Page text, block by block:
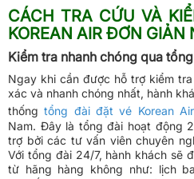
CÁCH TRA CỨU VÀ
KOREAN AIR ĐƠN GIẢN
Kiểm tra nhanh chóng qua
Ngay khi cần được hỗ trợ kiểm
xác và nhanh chóng nhất, hành
thốngtổng đài đặt vé Korean Air
Nam. Đây là tổng đài hoạt động
trợ bởi các tư vấn viên chuyên
Với tổng đài 24/7, hành khách sẽ
từ hãng hàng không như: lịch